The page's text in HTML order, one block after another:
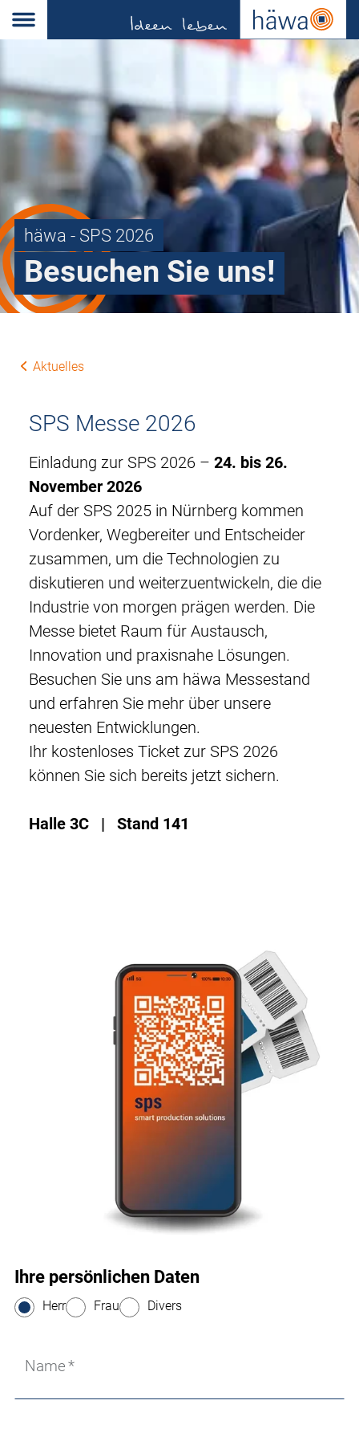
häwa - SPS 2026
Besuchen Sie uns!
Aktuelles
SPS Messe 2026
Einladung zur SPS 2026 – 24. bis 26.
November 2026
Auf der SPS 2025 in Nürnberg kommen
Vordenker, Wegbereiter und Entscheider
zusammen, um die Technologien zu
diskutieren und weiterzuentwickeln, die die
Industrie von morgen prägen werden. Die
Messe bietet Raum für Austausch,
Innovation und praxisnahe Lösungen.
Besuchen Sie uns am häwa Messestand
und erfahren Sie mehr über unsere
neuesten Entwicklungen.
Ihr kostenloses Ticket zur SPS 2026
können Sie sich bereits jetzt sichern.
Halle 3C | Stand 141
Ihre persönlichen Daten
Herr Frau Divers
Name*